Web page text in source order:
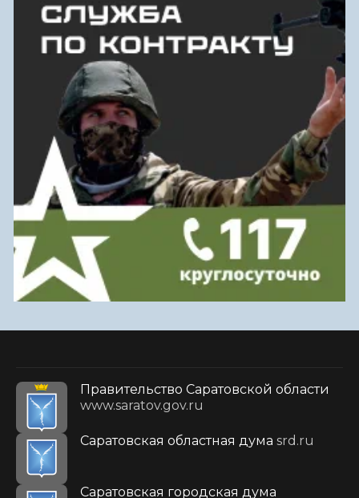
Правительство Саратовской области
www.saratov.gov.ru
Саратовская областная дума srd.ru
Саратовская городская дума